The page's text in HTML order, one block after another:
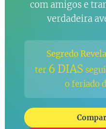
com amigos e
verdadeira
Segredo
ter 6 DIAS
o feriado
📤